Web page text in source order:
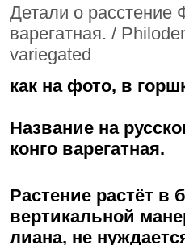
Детали о расстение
варегатная. /
variegated
как на фото, в
Название на
конго варегатная.
Растение растёт в
вертикальной
лиана, не